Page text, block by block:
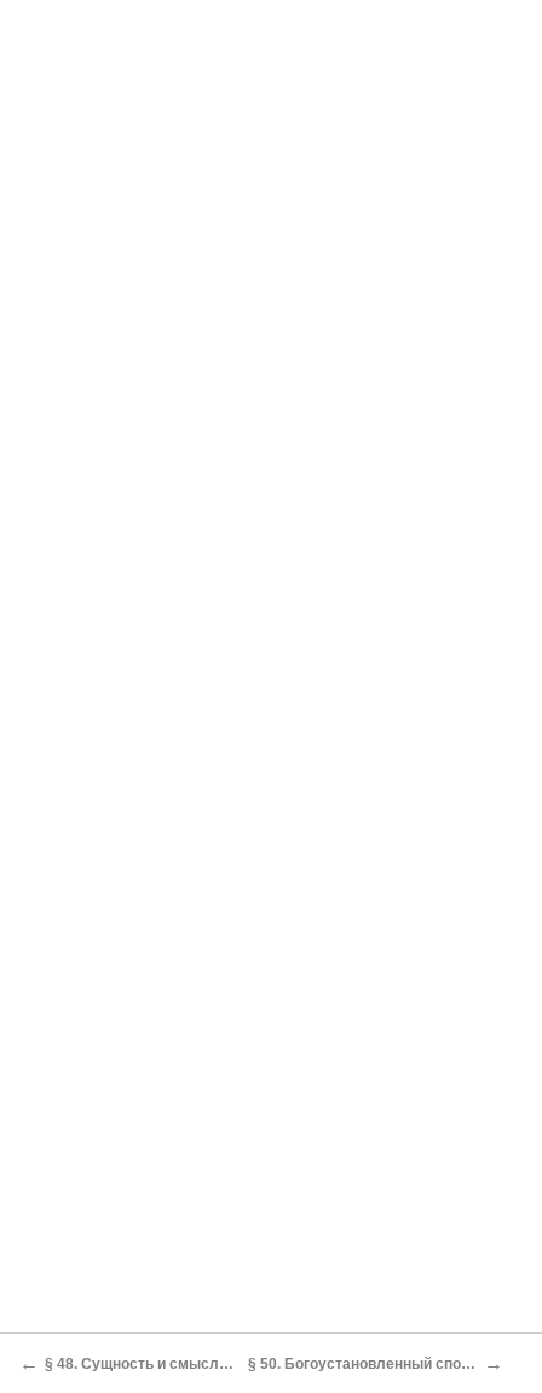
← § 48. Сущность и смысл Моисеева сказания ο происхождении первых людей § 50. Богоустановленный способ размножения людей. Разбор мнений ο происхождении душ →